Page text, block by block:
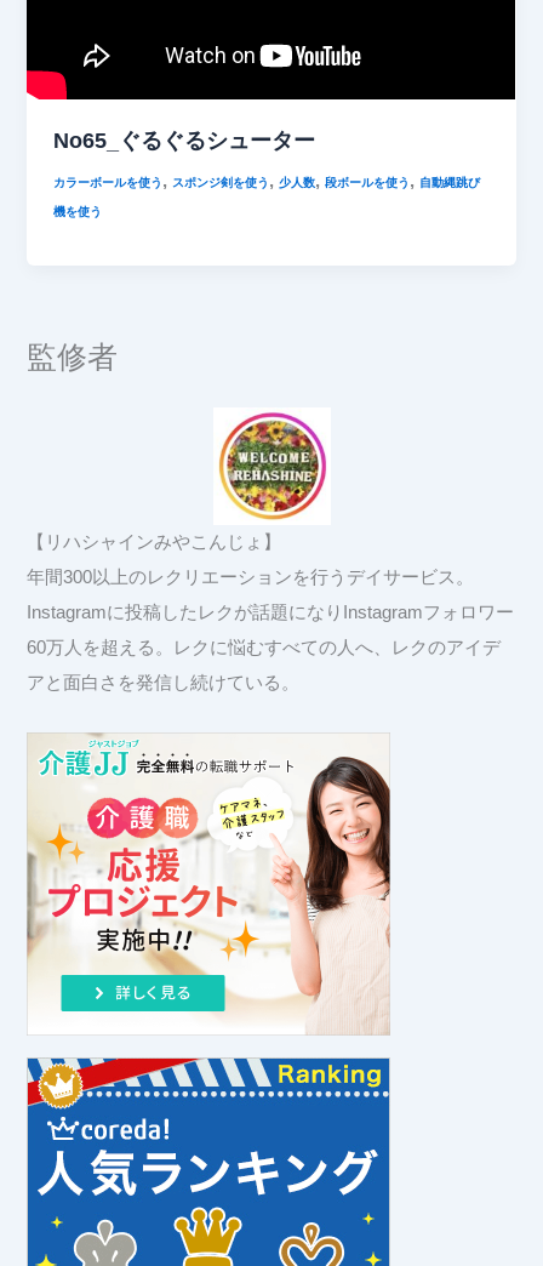
No65_ぐるぐるシューター
カラーボールを使う ,スポンジ剣を使う ,少人数,段ボールを使う , 自動縄跳び
機を使う
監修者
【リハシャインみやこんじょ】
年間300以上のレクリエーションを行うデイサービス。
Instagramに投稿したレクが話題になりInstagramフォロワー
60万人を超える。レクに悩むすべての人へ、レクのアイデ
アと面白さを発信し続けている。